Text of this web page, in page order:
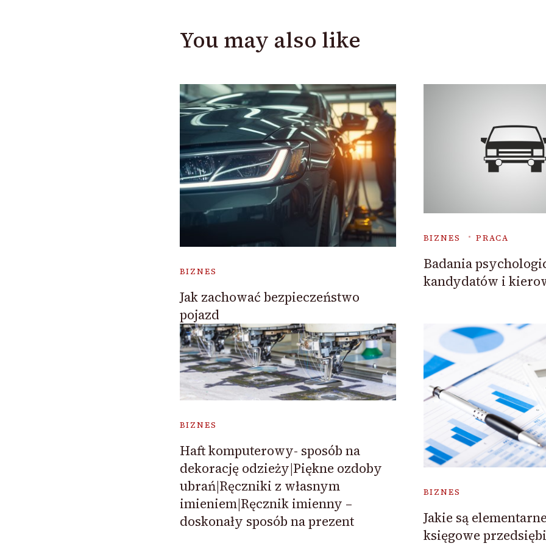
You may also like
BIZNES
Jak zachować bezpieczeństwo
pojazd
BIZNES PRACA
Badania
kandydatów i
BIZNES
Haft komputerowy- sposób na
dekorację odzieży|Piękne ozdoby
ubrań|Ręczniki z własnym
imieniem|Ręcznik imienny –
doskonały sposób na prezent
BIZNES
Jakie są
księgowe